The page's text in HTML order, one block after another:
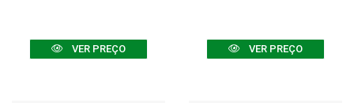
VER PREÇO VER PREÇO